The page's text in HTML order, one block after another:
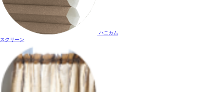
ハニカム
スクリーン